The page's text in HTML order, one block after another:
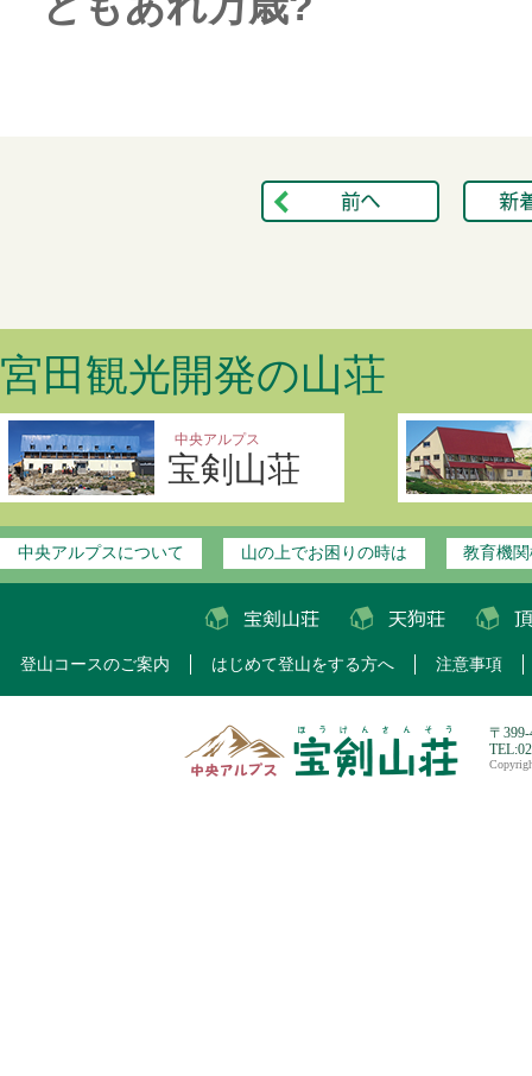
宮田観光開発の山荘
中央アルプス
宝剣山荘
中央アルプスについて 山の上でお困りの時は 教育機
登山コースのご案内 はじめて登山をする方へ 注意事項
〒